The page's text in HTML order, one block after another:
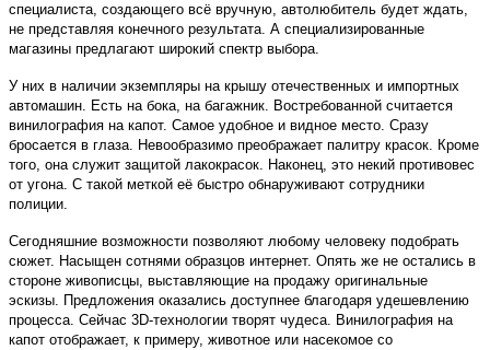
специалиста, создающего всё вручную, автолюбитель будет ждать,
не представляя конечного результата. А специализированные
магазины предлагают широкий спектр выбора.
У них в наличии экземпляры на крышу отечественных и импортных
автомашин. Есть на бока, на багажник. Востребованной считается
винилография на капот. Самое удобное и видное место. Сразу
бросается в глаза. Невообразимо преображает палитру красок. Кроме
того, она служит защитой лакокрасок. Наконец, это некий противовес
от угона. С такой меткой её быстро обнаруживают сотрудники
полиции.
Сегодняшние возможности позволяют любому человеку подобрать
сюжет. Насыщен сотнями образцов интернет. Опять же не остались в
стороне живописцы, выставляющие на продажу оригинальные
эскизы. Предложения оказались доступнее благодаря удешевлению
процесса. Сейчас 3D-технологии творят чудеса. Винилография на
капот отображает, к примеру, животное или насекомое со